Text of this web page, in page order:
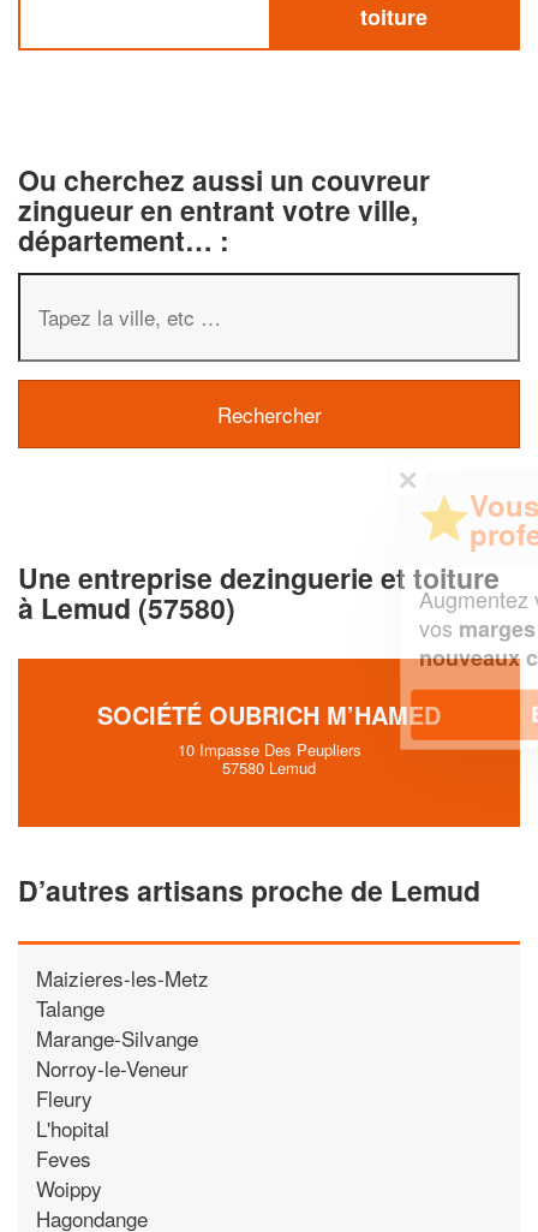
toiture
Ou cherchez aussi un couvreur
zingueur en entrant votre ville,
département… :
Une entreprise dezinguerie et toiture
à Lemud (57580)
SOCIÉTÉ OUBRICH M’HAMED
10 Impasse Des Peupliers
57580 Lemud
D’autres artisans proche de Lemud
Maizieres-les-Metz
Talange
Marange-Silvange
Norroy-le-Veneur
Fleury
L'hopital
Feves
Woippy
Hagondange
Augmentez votrechiffre d'affaireset
vosmarges
tout en gagnant de
nouveaux clients!
En savoir plus